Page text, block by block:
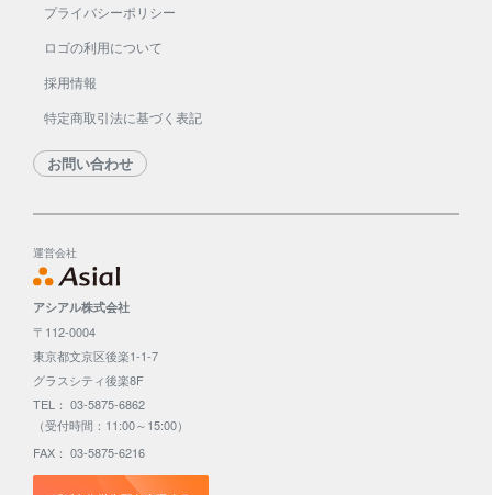
プライバシーポリシー
ロゴの利用について
採用情報
特定商取引法に基づく表記
お問い合わせ
運営会社
アシアル株式会社
〒112-0004
東京都文京区後楽1-1-7
グラスシティ後楽8F
TEL： 03-5875-6862
（受付時間：11:00～15:00）
FAX： 03-5875-6216